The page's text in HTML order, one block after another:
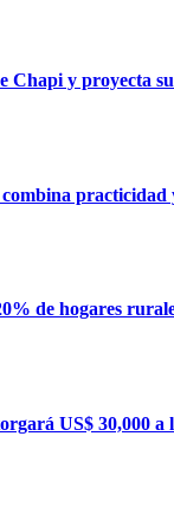
Chapi y proyecta
de hogares
US$ 30,000